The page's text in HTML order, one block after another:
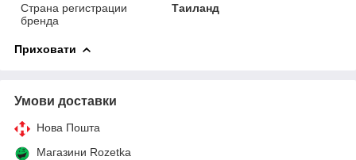
Страна регистрации
бренда
Таиланд
Приховати
Умови доставки
Нова Пошта
Магазини Rozetka